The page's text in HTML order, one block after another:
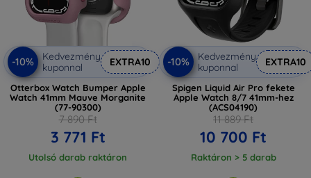
-10%
Kedvezmény
kuponnal
EXTRA10
Otterbox Watch Bumper Apple
Watch 41mm Mauve Morganite
(77-90300)
7 890 Ft
3 771 Ft
Utolsó darab raktáron
-10%
Kedvezmény
kuponnal
EXTRA10
Spigen Liquid Air Pro fekete
Apple Watch 8/7 41mm-hez
(ACS04190)
11 889 Ft
10 700 Ft
Raktáron > 5 darab